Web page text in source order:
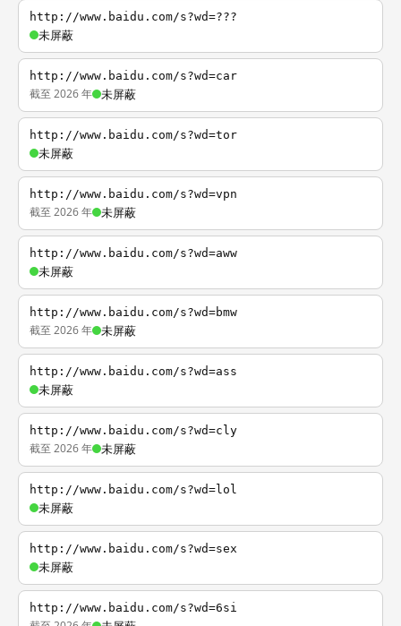
http://www.baidu.com/s?wd=???
未屏蔽
http://www.baidu.com/s?wd=car
截至 2026 年 未屏蔽
http://www.baidu.com/s?wd=tor
未屏蔽
http://www.baidu.com/s?wd=vpn
截至 2026 年 未屏蔽
http://www.baidu.com/s?wd=aww
未屏蔽
http://www.baidu.com/s?wd=bmw
截至 2026 年 未屏蔽
http://www.baidu.com/s?wd=ass
未屏蔽
http://www.baidu.com/s?wd=cly
截至 2026 年 未屏蔽
http://www.baidu.com/s?wd=lol
未屏蔽
http://www.baidu.com/s?wd=sex
未屏蔽
http://www.baidu.com/s?wd=6si